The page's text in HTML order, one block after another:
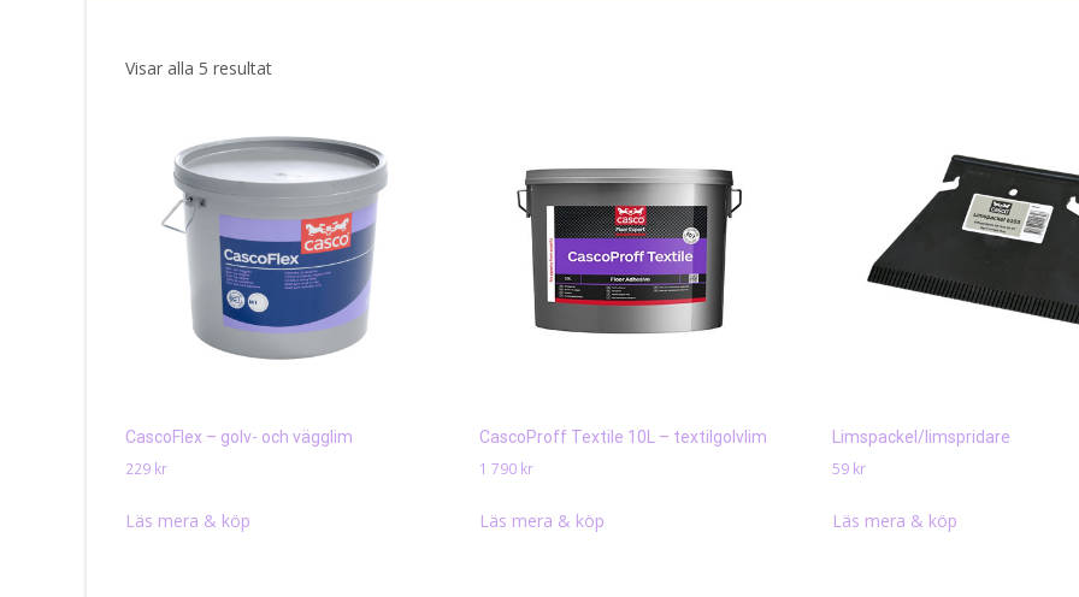
Visar alla 5 resultatSortera
CascoFlex – golv- och vägglim
229 kr
Läs mera & köp
CascoProff Textile 10L – textilgolvlim
1 790 kr
Läs mera & köp
Limspackel/limspridare
59 kr
Läs mera & köp